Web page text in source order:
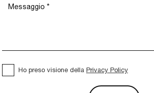
Ho preso visione della Privacy Policy